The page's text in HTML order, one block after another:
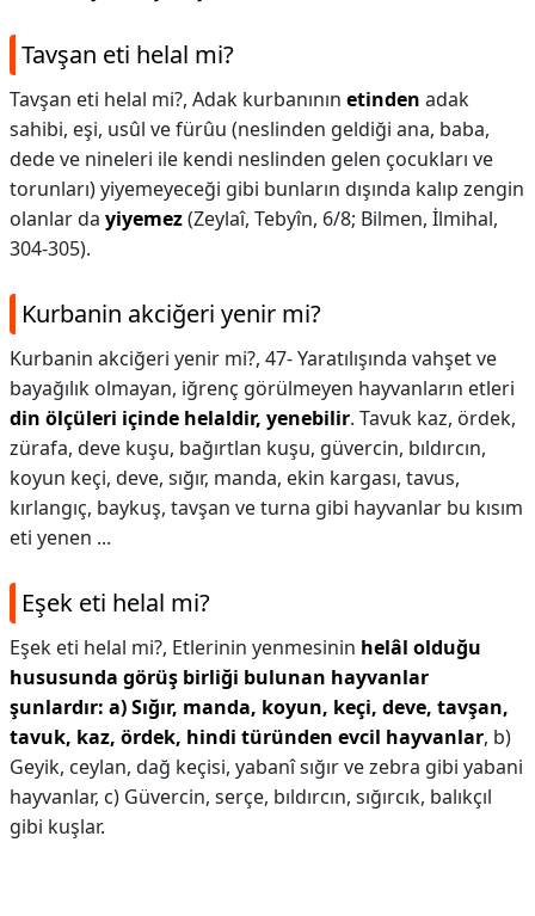
Tavşan eti helal mi?
Tavşan eti helal mi?, Adak kurbanının etinden adak
sahibi, eşi, usûl ve fürûu (neslinden geldiği ana, baba,
dede ve nineleri ile kendi neslinden gelen çocukları ve
torunları) yiyemeyeceği gibi bunların dışında kalıp zengin
olanlar da yiyemez(Zeylaî, Tebyîn, 6/8; Bilmen, İlmihal,
304-305).
Kurbanin akciğeri yenir mi?
Kurbanin akciğeri yenir mi?, 47- Yaratılışında vahşet ve
bayağılık olmayan, iğrenç görülmeyen hayvanların etleri
din ölçüleri içinde helaldir, yenebilir. Tavuk kaz, ördek,
zürafa, deve kuşu, bağırtlan kuşu, güvercin, bıldırcın,
koyun keçi, deve, sığır, manda, ekin kargası, tavus,
kırlangıç, baykuş, tavşan ve turna gibi hayvanlar bu kısım
eti yenen ...
Eşek eti helal mi?
Eşek eti helal mi?, Etlerinin yenmesinin helâl olduğu
hususunda görüş birliği bulunan hayvanlar
şunlardır: a) Sığır, manda, koyun, keçi, deve, tavşan,
tavuk, kaz, ördek, hindi türünden evcil hayvanlar, b)
Geyik, ceylan, dağ keçisi, yabanî sığır ve zebra gibi yabani
hayvanlar, c) Güvercin, serçe, bıldırcın, sığırcık, balıkçıl
gibi kuşlar.